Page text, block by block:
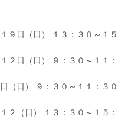
９日（日） １３：３０～１
２日（日） ９：３０～１１：
（日） ９：３０～１１：３０
２（日） １３：３０～１５：